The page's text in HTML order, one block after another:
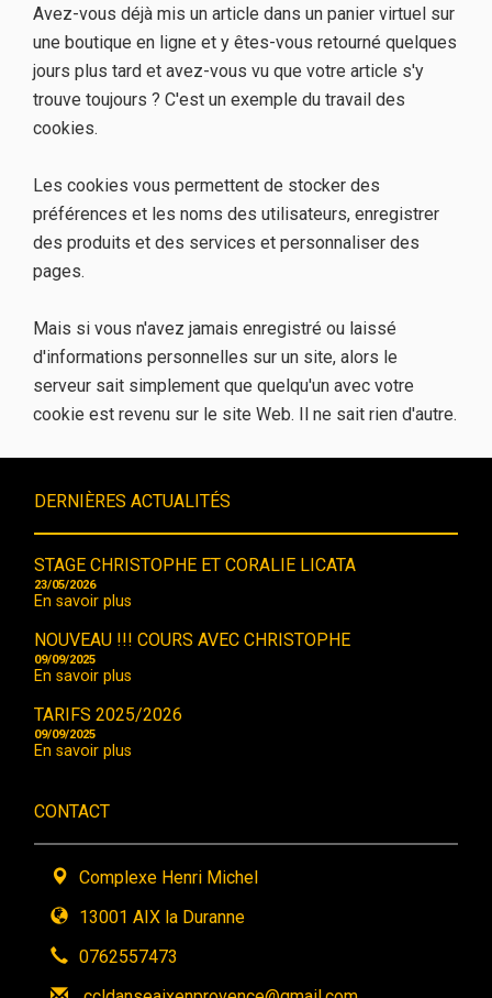
Avez-vous déjà mis un article dans un panier virtuel sur
une boutique en ligne et y êtes-vous retourné quelques
jours plus tard et avez-vous vu que votre article s'y
trouve toujours ? C'est un exemple du travail des
cookies.
Les cookies vous permettent de stocker des
préférences et les noms des utilisateurs, enregistrer
des produits et des services et personnaliser des
pages.
Mais si vous n'avez jamais enregistré ou laissé
d'informations personnelles sur un site, alors le
serveur sait simplement que quelqu'un avec votre
cookie est revenu sur le site Web. Il ne sait rien d'autre.
DERNIÈRES ACTUALITÉS
STAGE CHRISTOPHE ET CORALIE LICATA
23/05/2026
En savoir plus
NOUVEAU !!! COURS AVEC CHRISTOPHE
09/09/2025
En savoir plus
TARIFS 2025/2026
09/09/2025
En savoir plus
CONTACT
Complexe Henri Michel
13001 AIX la Duranne
0762557473